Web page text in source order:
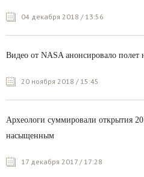
04 декабря 2018 / 13:56
Видео от NASA анонсировало
20 ноября 2018 / 15:45
Археологи суммировали открытия
насыщенным
17 декабря 2017 / 17:28